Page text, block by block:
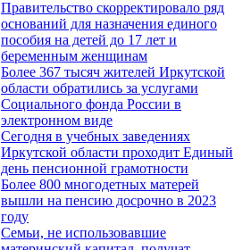
Правительство скорректировало ряд
оснований для назначения единого
пособия на детей до 17 лет и
беременным женщинам
Более 367 тысяч жителей Иркутской
области обратились за услугами
Социального фонда России в
электронном виде
Сегодня в учебных заведениях
Иркутской области проходит Единый
день пенсионной грамотности
Более 800 многодетных матерей
вышли на пенсию досрочно в 2023
году
Семьи, не использовавшие